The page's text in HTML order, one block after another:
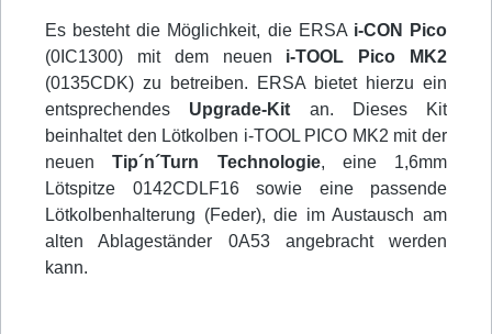
Es besteht die Möglichkeit, die ERSA i-CON Pico
(0IC1300) mit dem neuen i-TOOL Pico MK2
(0135CDK) zu betreiben. ERSA bietet hierzu ein
entsprechendes Upgrade-Kit an. Dieses Kit
beinhaltet den Lötkolben i-TOOL PICO MK2 mit der
neuenTip´n´Turn Technologie, eine 1,6mm
Lötspitze 0142CDLF16 sowie eine passende
Lötkolbenhalterung (Feder), die im Austausch am
alten Ablageständer 0A53 angebracht werden
kann.